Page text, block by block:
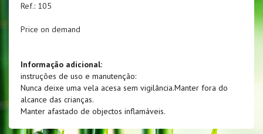
Ref.: 105
Price on demand
Informação adicional:
instruções de uso e manutenção:
Nunca deixe uma vela acesa sem vigilância.Manter fora do
alcance das crianças.
Manter afastado de objectos inflamáveis.